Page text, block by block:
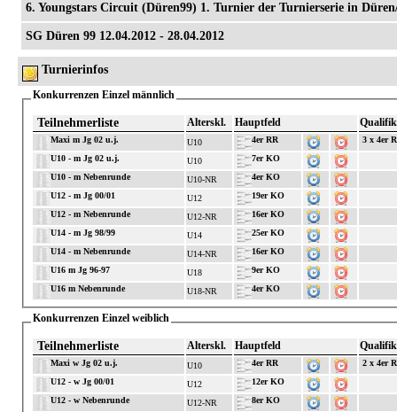
6. Youngstars Circuit (Düren99) 1. Turnier der Turnierserie in
SG Düren 99 12.04.2012 - 28.04.2012
Turnierinfos
Konkurrenzen Einzel männlich
Teilnehmerliste Alterskl. Hauptfeld
Maxi m Jg 02 u.j. U10 4er RR
3 x 4er
U10 - m Jg 02 u.j.
U10
7er KO
U10 - m Nebenrunde
U10-NR
4er KO
U12 - m Jg 00/01
U12
19er KO
U12 - m Nebenrunde
U12-NR
16er KO
U14 - m Jg 98/99
U14
25er KO
U14 - m Nebenrunde
U14-NR
16er KO
U16 m Jg 96-97
U18
9er KO
U16 m Nebenrunde
U18-NR 4er KO
Konkurrenzen Einzel weiblich
Teilnehmerliste Alterskl. Hauptfeld
Maxi w Jg 02 u.j. U10 4er RR
2 x 4er
U12 - w Jg 00/01
U12
12er KO
U12 - w Nebenrunde
U12-NR
8er KO